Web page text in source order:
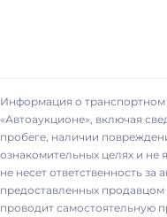
Информация о транспортном
«Автоаукционе», включая
пробеге, наличии
ознакомительных целях и не
не несет ответственность за
предоставленных продавцом
проводит самостоятельную